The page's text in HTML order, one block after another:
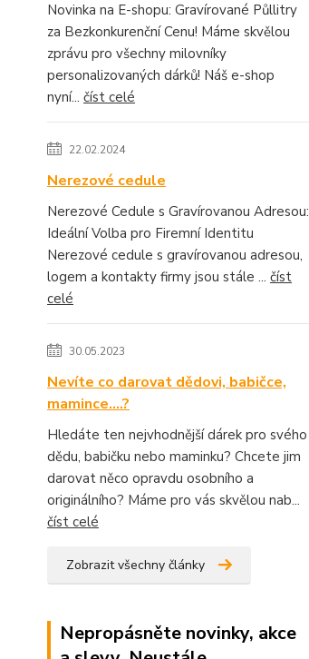
Novinka na E-shopu: Gravírované Půllitry
za Bezkonkurenční Cenu! Máme skvělou
zprávu pro všechny milovníky
personalizovaných dárků! Náš e-shop
nyní... číst celé
22.02.2024
Nerezové cedule
Nerezové Cedule s Gravírovanou Adresou:
Ideální Volba pro Firemní Identitu
Nerezové cedule s gravírovanou adresou,
logem a kontakty firmy jsou stále ... číst
celé
30.05.2023
Nevíte co darovat dědovi, babičce,
mamince....?
Hledáte ten nejvhodnější dárek pro svého
dědu, babičku nebo maminku? Chcete jim
darovat něco opravdu osobního a
originálního? Máme pro vás skvělou nab...
číst celé
Zobrazit všechny články
Nepropásněte novinky, akce